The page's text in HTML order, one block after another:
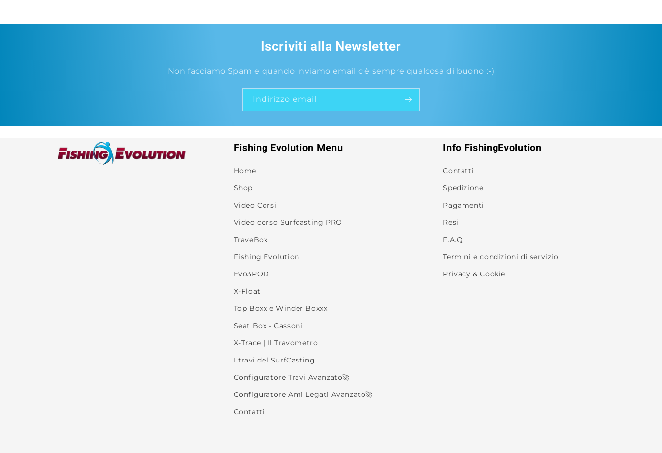
Iscriviti alla Newsletter
Non facciamo Spam e quando inviamo email c'è sempre qualcosa di buono :-)
Indirizzo email
Fishing Evolution Menu
Home
Shop
Video Corsi
Video corso Surfcasting PRO
TraveBox
Fishing Evolution
Evo3POD
X-Float
Top Boxx e Winder Boxxx
Seat Box - Cassoni
X-Trace | Il Travometro
I travi del SurfCasting
Configuratore Travi Avanzato🚀
Configuratore Ami Legati Avanzato🚀
Contatti
Info FishingEvolution
Contatti
Spedizione
Pagamenti
Resi
F.A.Q
Termini e condizioni di servizio
Privacy & Cookie